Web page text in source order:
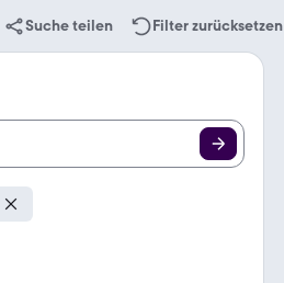
Suche teilen Filter zurücksetzen